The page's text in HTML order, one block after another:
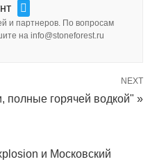
и партнеров. По вопросам
на info@stoneforest.ru
NEXT
полные горячей водкой" »
и Московский